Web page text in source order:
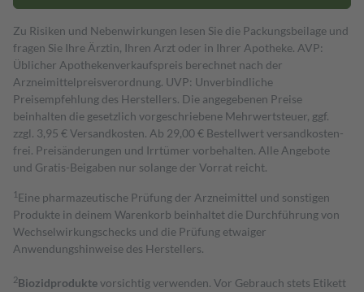
Zu Risiken und Nebenwirkungen lesen Sie die Packungsbeilage und
fragen Sie Ihre Ärztin, Ihren Arzt oder in Ihrer Apotheke. AVP:
Üblicher Apothekenverkaufspreis berechnet nach der
Arzneimittelpreisverordnung. UVP: Unverbindliche
Preisempfehlung des Herstellers. Die angegebenen Preise
beinhalten die gesetzlich vorgeschriebene Mehrwertsteuer, ggf.
zzgl. 3,95 € Versandkosten. Ab 29,00 € Bestell­wert versand­kosten­
frei. Preisänderungen und Irrtümer vorbehalten. Alle Angebote
und Gratis-Beigaben nur solange der Vorrat reicht.
1 Eine pharmazeutische Prüfung der Arzneimittel und sonstigen
Produkte in deinem Warenkorb beinhaltet die Durchführung von
Wechselwirkungschecks und die Prüfung etwaiger
Anwendungshinweise des Herstellers.
2Biozidproduktevorsichtig verwenden. Vor Gebrauch stets Etikett